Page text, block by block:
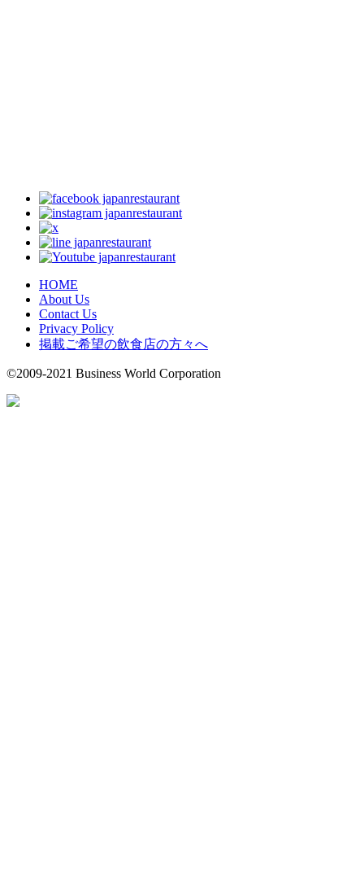
HOME
About Us
Contact Us
Privacy Policy
掲載ご希望の飲食店の方々へ
©2009-2021 Business World Corporation